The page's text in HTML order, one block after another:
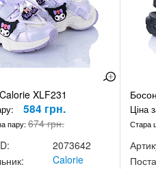
XLF231
584 грн.
пару: 674 грн.
2073642
Calorie
Ціна
Стара